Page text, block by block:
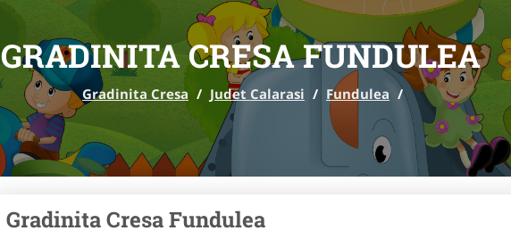
GRADINITA CRESA FUNDULEA
Gradinita Cresa / Judet Calarasi / Fundulea /
Gradinita Cresa Fundulea